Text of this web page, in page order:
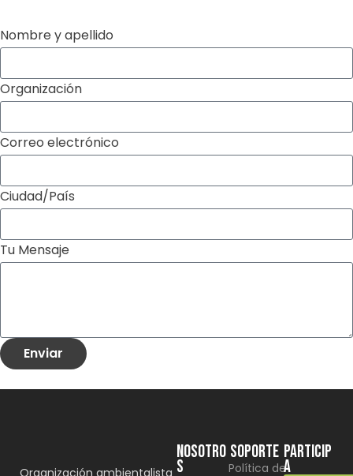
Nombre y apellido
Organización
Correo electrónico
Ciudad/País
Tu Mensaje
Enviar
Organización ambientalista
NOSOTRO
S
SOPORTE
Política de
Particip
a